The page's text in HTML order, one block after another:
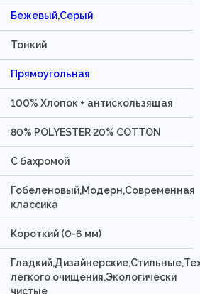
Бежевый,Серый
Тонкий
Прямоугольная
100% Хлопок + антискользящая
80% POLYESTER 20% COTTON
C бахромой
Гобеленовый,Модерн,Современная
классика
Короткий (0-6 мм)
легкого очищения,Экологически
чистые